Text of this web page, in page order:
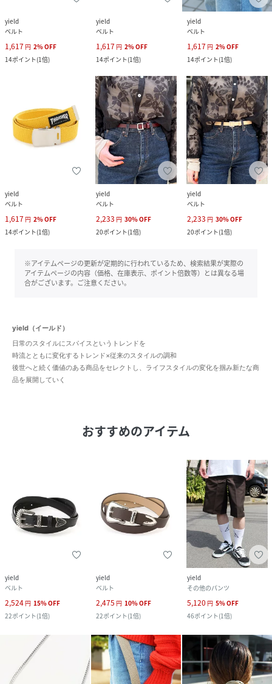
yield
ベルト
1,617 円 2%OFF
14ポイント(1倍)
yield
ベルト
1,617 円 2%OFF
14ポイント(1倍)
yield
ベルト
1,617 円 2%OFF
14ポイント(1倍)
yield
ベルト
1,617 円 2%OFF
14ポイント(1倍)
yield
ベルト
2,233 円 30%OFF
20ポイント(1倍)
yield
ベルト
2,233 円 30%OFF
20ポイント(1倍)
※アイテムページの更新が定期的に行われているため、検索結果が実際の
アイテムページの内容（価格、在庫表示、ポイント倍数等）とは異なる場
合がございます。ご注意ください。
yield（イールド）
日常のスタイルにスパイスというトレンドを
時流とともに変化するトレンド×従来のスタイルの調和
後世へと続く価値のある商品をセレクトし、ライフスタイルの変化を掴み新たな商
品を展開していく
おすすめのアイテム
yield
ベルト
2,524 円 15%OFF
22ポイント(1倍)
yield
ベルト
2,475 円 10%OFF
22ポイント(1倍)
yield
その他のパンツ
5,120 円 5%OFF
46ポイント(1倍)